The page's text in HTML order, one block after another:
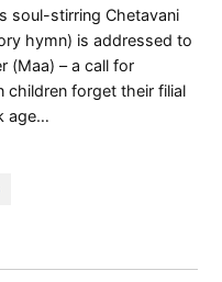
soul-stirring Chetavani
hymn) is addressed to
(Maa) – a call for
children forget their filial
age…